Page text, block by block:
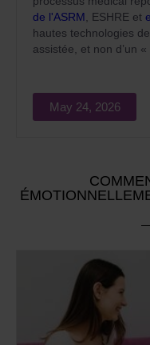
de l'ASRM , ESHRE et
hautes technologies
assistée, et non d’un
May 24, 2026